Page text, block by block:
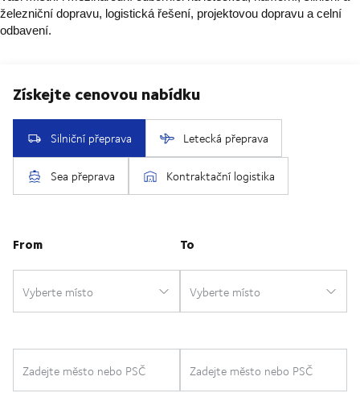
železniční dopravu, logistická řešení, projektovou dopravu a celní
odbavení.